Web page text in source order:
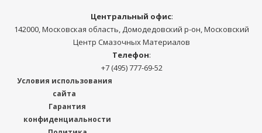
Центральный офис:
142000, Московская область, Домодедовский р-он, Московский
Центр Смазочных Материалов
Телефон:
+7 (495) 777-69-52
Условия использования
сайта
Гарантия
конфиденциальности